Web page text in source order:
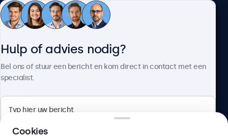
Klantenservice
Hulp of advies nodig?
Bel ons of stuur een bericht en kom direct in contact met een
specialist.
Cookies